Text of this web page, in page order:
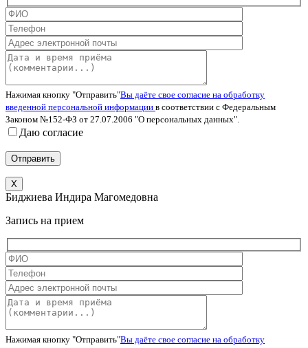
Нажимая кнопку "Отправить"Вы даёте свое согласие на обработку
введенной персональной информации в соответствии с Федеральным
Законом №152-ФЗ от 27.07.2006 "О персональных данных".
Даю согласие
X
Биджиева Индира Магомедовна
Запись на прием
Нажимая кнопку "Отправить"Вы даёте свое согласие на обработку